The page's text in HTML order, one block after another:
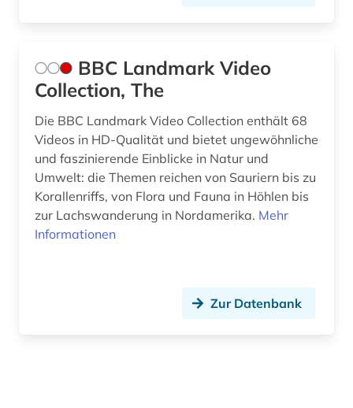
BBC Landmark Video
Collection, The
Die BBC Landmark Video Collection enthält 68
Videos in HD-Qualität und bietet ungewöhnliche
und faszinierende Einblicke in Natur und
Umwelt: die Themen reichen von Sauriern bis zu
Korallenriffs, von Flora und Fauna in Höhlen bis
zur Lachswanderung in Nordamerika. Mehr
Informationen
Zur Datenbank